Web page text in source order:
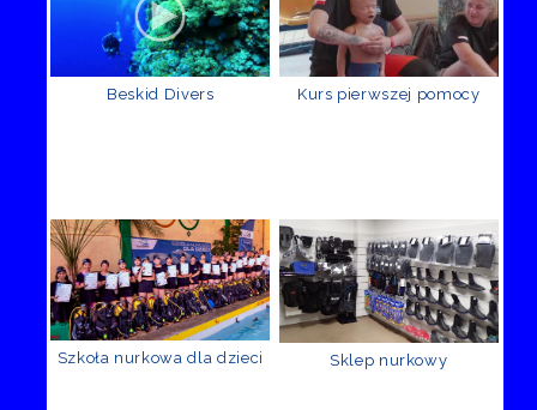
Beskid Divers Kurs pierwszej pomocy
Szkoła nurkowa dla dzieci Sklep nurkowy